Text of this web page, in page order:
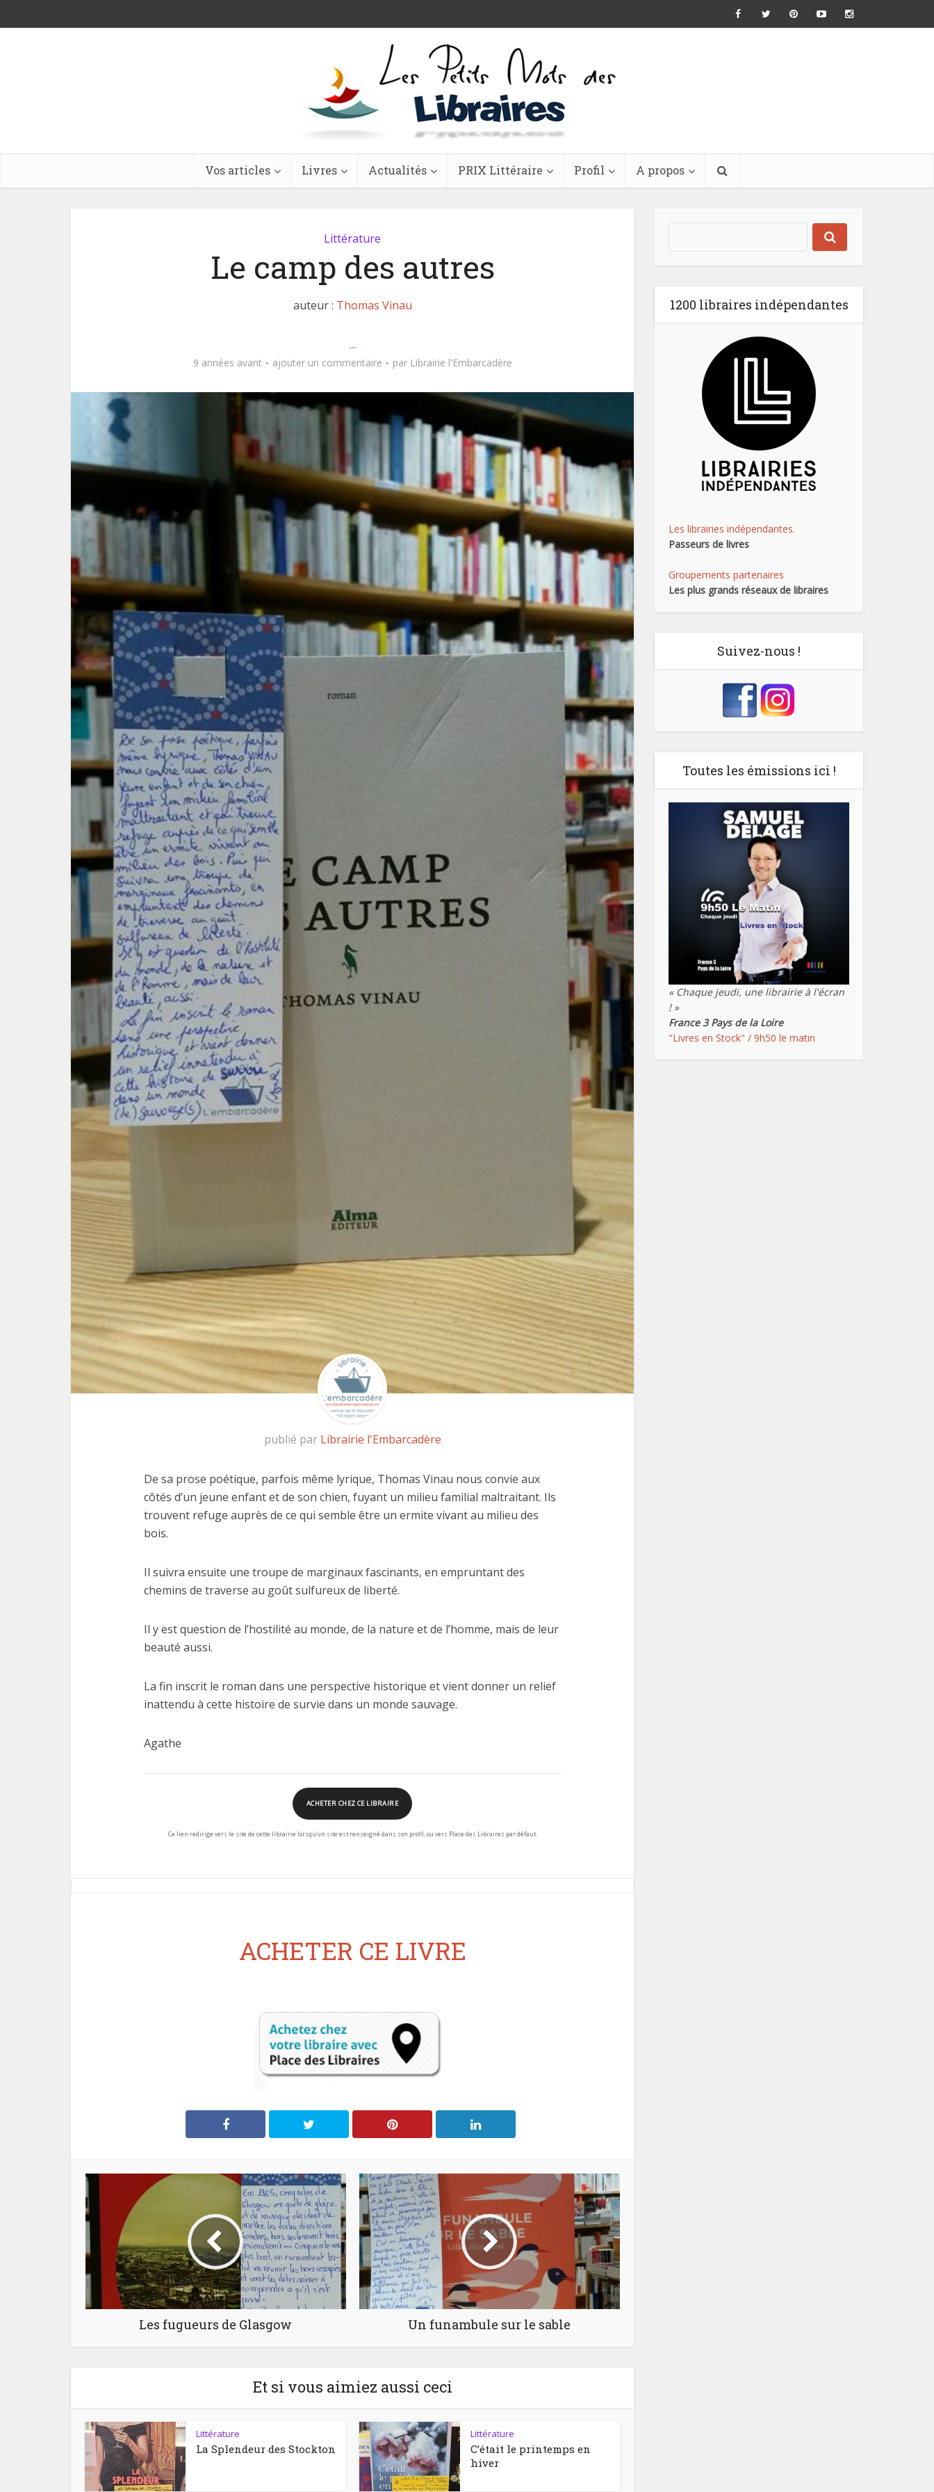
Vos articles Livres Actualités PRIX Littéraire Profil A propos
Littérature
Le camp des autres
auteur : Thomas Vinau
...
9 années avant ajouter un commentaire par Librairie l'Embarcadère
publié par Librairie l'Embarcadère
De sa prose poétique, parfois même lyrique, Thomas Vinau nous convie aux
côtés d’un jeune enfant et de son chien, fuyant un milieu familial maltraitant. Ils
trouvent refuge auprès de ce qui semble être un ermite vivant au milieu des
bois.
Il suivra ensuite une troupe de marginaux fascinants, en empruntant des
chemins de traverse au goût sulfureux de liberté.
Il y est question de l’hostilité au monde, de la nature et de l’homme, mais de leur
beauté aussi.
La fin inscrit le roman dans une perspective historique et vient donner un relief
inattendu à cette histoire de survie dans un monde sauvage.
Agathe
ACHETER CHEZ CE LIBRAIRE
Ce lien redirige vers le site de cette librairie lorsqu’un site est renseigné dans son profil, ou vers Place des Libraires par défaut.
ACHETER CE LIVRE
Les fugueurs de Glasgow Un funambule sur le sable
Et si vous aimiez aussi ceci
Littérature
La Splendeur des Stockton
Littérature
C’était le printemps en
hiver
1200 libraires indépendantes
Les librairies indépendantes.
Passeurs de livres
Groupements partenaires
Les plus grands réseaux de libraires
Suivez-nous !
Toutes les émissions ici !
« Chaque jeudi, une librairie à l'écran
! »
France 3 Pays de la Loire
"Livres en Stock" / 9h50 le matin